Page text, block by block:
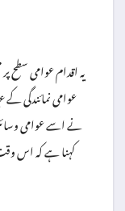
یہ اقدام عوامی
عوامی نمائندگی
نے اسے عوامی
کہنا ہے کہ اس